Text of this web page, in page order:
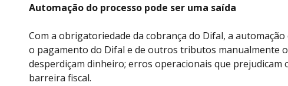
Automação do processo pode ser uma saída
Com a obrigatoriedade da cobrança do Difal, a
o pagamento do Difal e de outros tributos manualmente
desperdiçam dinheiro; erros operacionais que
barreira fiscal.